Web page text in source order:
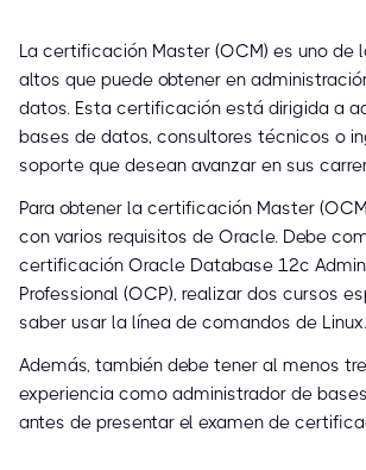
La certificación Master (OCM) es uno de
altos que puede obtener en
datos. Esta certificación está dirigida a
bases de datos, consultores técnicos o
soporte que desean avanzar en sus
Para obtener la certificación Master
con varios requisitos de Oracle. Debe
certificación Oracle Database 12c
Professional (OCP), realizar dos cursos
saber usar la línea de comandos de Linux.
Además, también debe tener al menos
experiencia como administrador de
antes de presentar el examen de